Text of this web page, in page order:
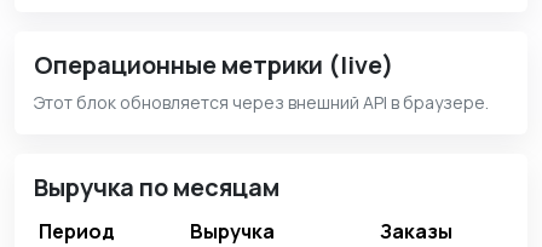
Операционные метрики (live)
Этот блок обновляется через внешний API в браузере.
Выручка по месяцам
Период Выручка Заказы